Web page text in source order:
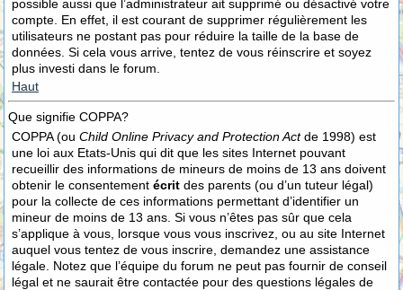
possible aussi que l’administrateur ait supprimé ou désactivé votre
compte. En effet, il est courant de supprimer régulièrement les
utilisateurs ne postant pas pour réduire la taille de la base de
données. Si cela vous arrive, tentez de vous réinscrire et soyez
plus investi dans le forum.
Haut
Que signifie COPPA?
COPPA (ou Child Online Privacy and Protection Actde 1998) est
une loi aux Etats-Unis qui dit que les sites Internet pouvant
recueillir des informations de mineurs de moins de 13 ans doivent
obtenir le consentement écrit des parents (ou d’un tuteur légal)
pour la collecte de ces informations permettant d’identifier un
mineur de moins de 13 ans. Si vous n’êtes pas sûr que cela
s’applique à vous, lorsque vous vous inscrivez, ou au site Internet
auquel vous tentez de vous inscrire, demandez une assistance
légale. Notez que l’équipe du forum ne peut pas fournir de conseil
légal et ne saurait être contactée pour des questions légales de